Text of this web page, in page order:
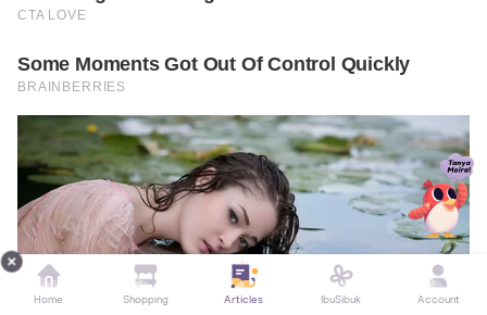
Home Shopping Articles IbuSibuk Account